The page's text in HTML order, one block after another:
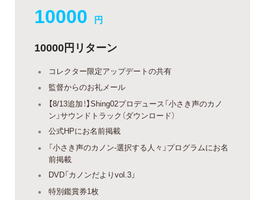
10000 円
10000円リターン
コレクター限定アップデートの共有
監督からのお礼メール
【8/13追加！】Shing02プロデュース「小さき声のカノ
ン」サウンドトラック（ダウンロード）
公式HPにお名前掲載
「小さき声のカノン-選択する人々」プログラムにお名
前掲載
DVD「カノンだよりvol.3」
特別鑑賞券1枚